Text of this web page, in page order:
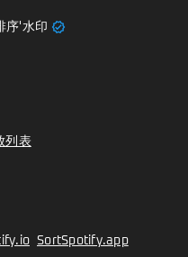
序'水印 verified
列表
SortSpotify.app